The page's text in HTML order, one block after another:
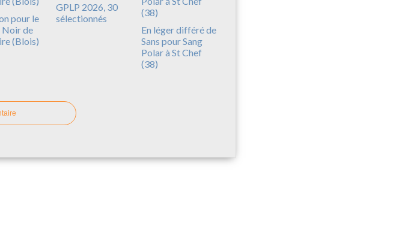
pour le
Noir de
(Blois)
GPLP 2026, 30
sélectionnés
En léger différé de
Sans pour Sang
Polar à St Chef
(38)